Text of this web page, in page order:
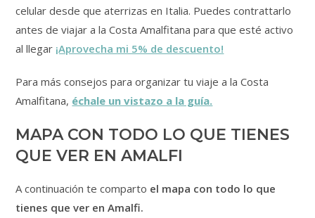
celular desde que aterrizas en Italia. Puedes contrattarlo
antes de viajar a la Costa Amalfitana para que esté activo
al llegar ¡Aprovecha mi 5% de descuento!
Para más consejos para organizar tu viaje a la Costa
Amalfitana, échale un vistazo a la guía.
MAPA CON TODO LO QUE TIENES
QUE VER EN AMALFI
A continuación te comparto el mapa con todo lo que
tienes que ver en Amalfi.